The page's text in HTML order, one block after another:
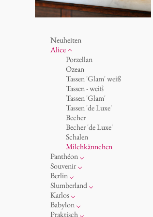
Neuheiten
Alice
Porzellan
Ozean
Tassen 'Glam' weiß
Tassen - weiß
Tassen 'Glam'
Tassen 'de Luxe'
Becher
Becher 'de Luxe'
Schalen
Milchkännchen
Panthéon
Persönlichkeiten
Schriftsteller
Schauspieler
Künstler
Mode
Koch
Souvenir
Runde Teller - weiß
Runde Teller - bunt
Runde Teller 'de Luxe'
Ovale Teller - weiß
Ovale Teller - bunt
Berlin
Noël
Tassen
Teller
zum Servieren
Slumberland
Kuchenteller
Teekanne
Etagere
Karlos
Fressnapf
Vasen 'de Luxe'
Babylon
Korb 'de Luxe'
Praktisch